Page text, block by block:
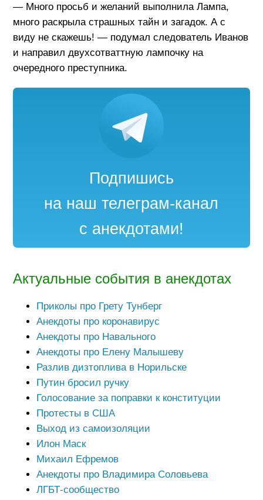
— Много просьб и желаний выполнила Лампа,
много раскрыла страшных тайн и загадок. А с
виду не скажешь! — подумал следователь Иванов
и направил двухсотваттную лампочку на
очередного преступника.
Подпишись
на наш телеграм-канал
с анекдотами!
Актуальные события в анекдотах
Приколы про Грету Тунберг
Анекдоты про коронавирус
Анекдоты про Навального
Анекдоты про Елену Малышеву
Разлив дизтоплива в Норильске
Путин бросил ручку
Голосование за поправки к конституции
Протесты в США
Выход из самоизоляции
Илон Маск
Михаил Ефремов
Анекдоты про Владимира Соловьева
ЛГБТ-сообщество